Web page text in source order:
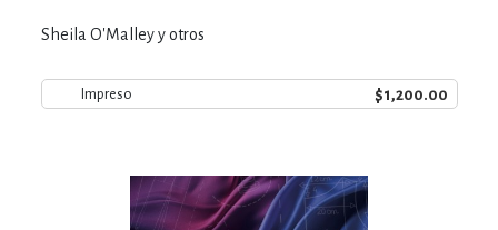
Sheila O'Malley y otros
Impreso $1,200.00